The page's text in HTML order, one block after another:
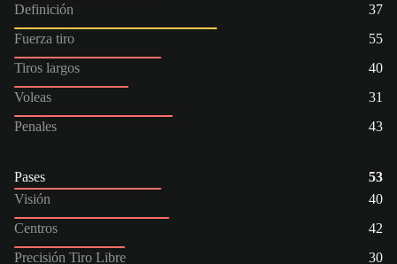
Definición
37
Fuerza tiro
55
Tiros largos
40
Voleas
31
Penales
43
Pases
53
Visión
40
Centros
42
Precisión Tiro Libre
30